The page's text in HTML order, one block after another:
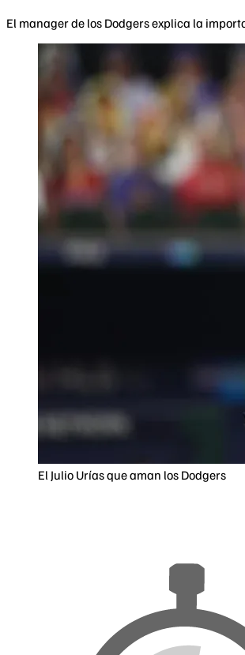
El manager de los Dodgers explica la
El Julio Urías que aman los Dodgers